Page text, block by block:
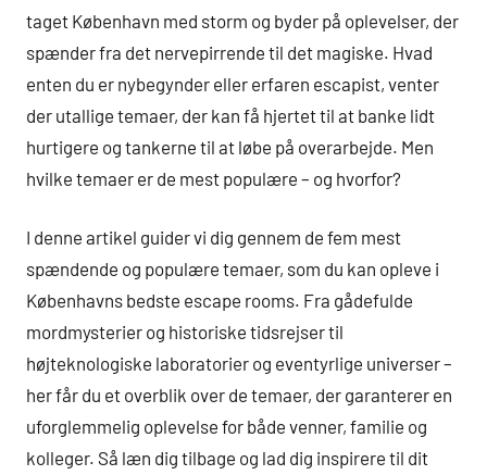
taget København med storm og byder på oplevelser, der
spænder fra det nervepirrende til det magiske. Hvad
enten du er nybegynder eller erfaren escapist, venter
der utallige temaer, der kan få hjertet til at banke lidt
hurtigere og tankerne til at løbe på overarbejde. Men
hvilke temaer er de mest populære – og hvorfor?
I denne artikel guider vi dig gennem de fem mest
spændende og populære temaer, som du kan opleve i
Københavns bedste escape rooms. Fra gådefulde
mordmysterier og historiske tidsrejser til
højteknologiske laboratorier og eventyrlige universer –
her får du et overblik over de temaer, der garanterer en
uforglemmelig oplevelse for både venner, familie og
kolleger. Så læn dig tilbage og lad dig inspirere til dit